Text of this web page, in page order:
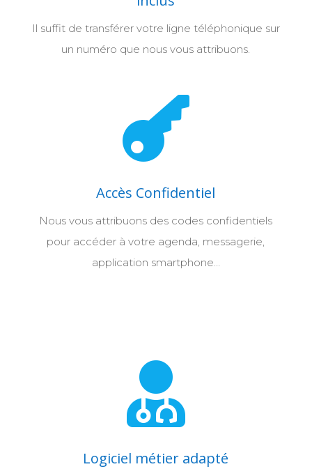
Il suffit de transférer votre ligne téléphonique sur
un numéro que nous vous attribuons.

Accès Confidentiel
Nous vous attribuons des codes confidentiels
pour accéder à votre agenda, messagerie,
application smartphone…

Logiciel métier adapté